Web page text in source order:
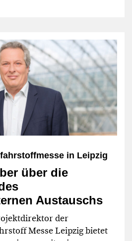
in Leipzig
über die
Austauschs
der
Messe Leipzig bietet